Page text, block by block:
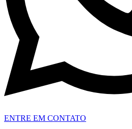
ENTRE EM CONTATO